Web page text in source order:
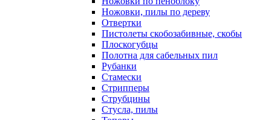
Ножовки, пилы по дереву
Отвертки
Пистолеты скобозабивные, скобы
Плоскогубцы
Полотна для сабельных пил
Рубанки
Стамески
Стрипперы
Струбцины
Стусла, пилы